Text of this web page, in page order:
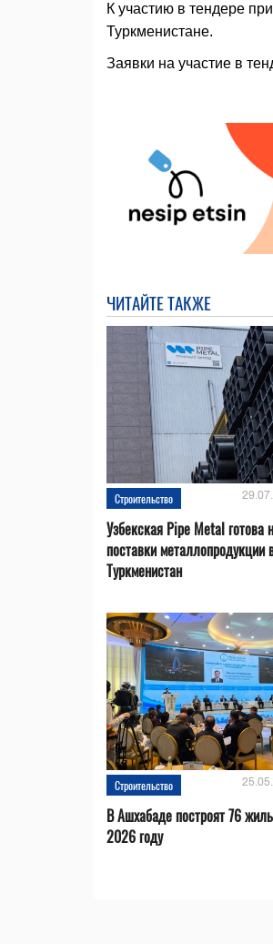
К участию в тендере
Туркменистане.
Заявки на участие в
ЧИТАЙТЕ ТАКЖЕ
Строительство
Узбекская Pipe Metal готова
поставки металлопродукции
Туркменистан
Строительство
В Ашхабаде построят 76
2026 году